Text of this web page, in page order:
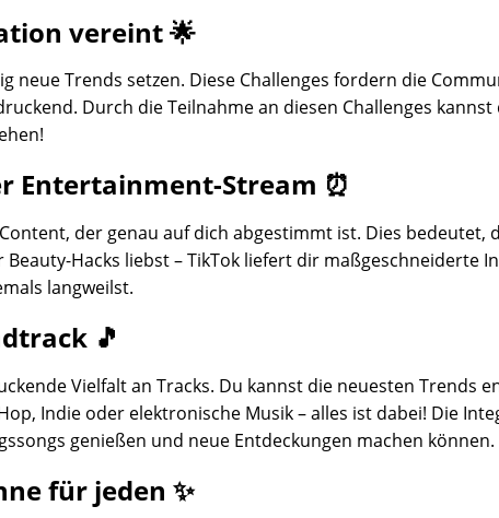
vereint 🌟
neue Trends setzen. Diese Challenges fordern die
Durch die Teilnahme an diesen Challenges
Entertainment-Stream ⏰
der genau auf dich abgestimmt ist. Dies
Hacks liebst – TikTok liefert dir maßgeschneiderte
langweilst.
🎵
Vielfalt an Tracks. Du kannst die neuesten Trends
Indie oder elektronische Musik – alles ist dabei! Die
genießen und neue Entdeckungen machen können.
für jeden ✨